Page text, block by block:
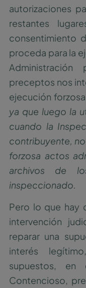
autorizaciones
restantes
consentimiento
proceda para la
preceptos nos
ejecución
ya que luego la
cuando la
contribuyente,
forzosa actos
archivos de
inspeccionado.
Pero lo que hay
intervención
reparar una
interés
supuestos,
Contencioso,